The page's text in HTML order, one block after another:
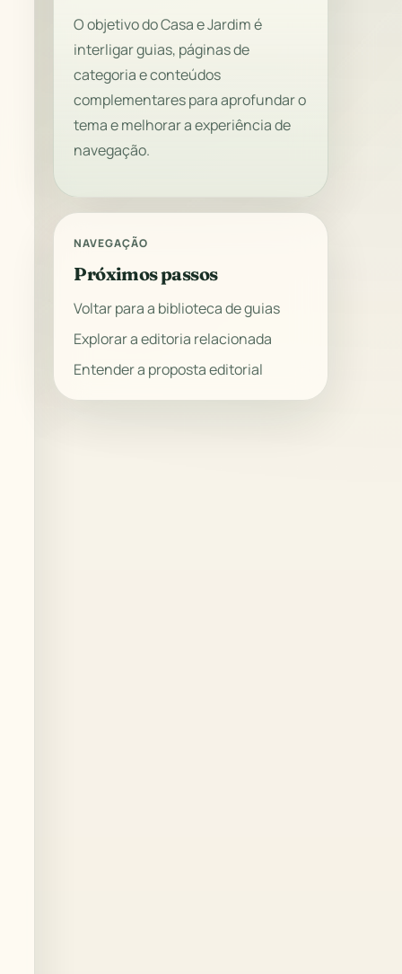
O objetivo do Casa e Jardim é
interligar guias, páginas de
categoria e conteúdos
complementares para aprofundar o
tema e melhorar a experiência de
navegação.
NAVEGAÇÃO
Próximos passos
Voltar para a biblioteca de guias
Explorar a editoria relacionada
Entender a proposta editorial